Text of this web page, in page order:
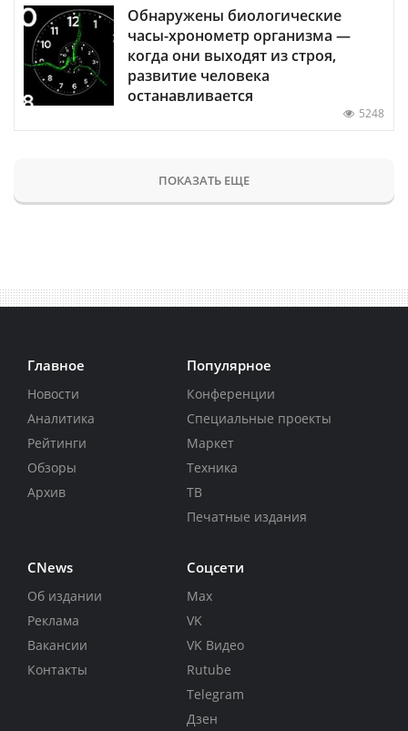
Обнаружены биологические
часы-хронометр организма —
когда они выходят из строя,
развитие человека
останавливается
5248
ПОКАЗАТЬ ЕЩЕ
Главное
Новости
Аналитика
Рейтинги
Обзоры
Архив
Популярное
Конференции
Специальные проекты
Маркет
Техника
ТВ
Печатные издания
CNews
Об издании
Реклама
Вакансии
Контакты
Соцсети
Max
VK
VK Видео
Rutube
Telegram
Дзен